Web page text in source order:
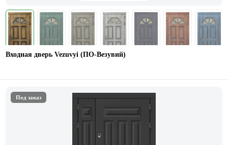
Входная дверь Vezuvyi (ПО-Везувий)
Под заказ